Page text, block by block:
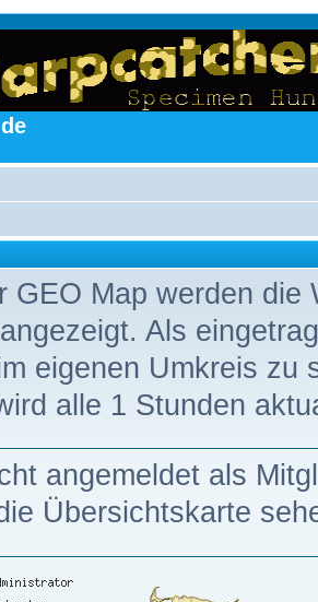
GEO Map werden
Als
eigenen Umkreis zu
alle 1 Stunden
angemeldet als
Übersichtskarte